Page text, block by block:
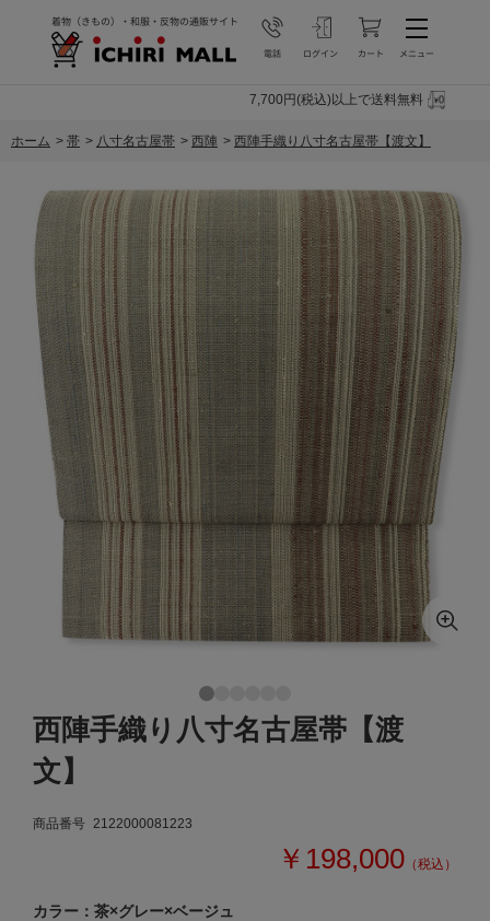
7,700円(税込)以上で送料無料
ホーム > 帯 > 八寸名古屋帯 > 西陣 > 西陣手織り八寸名古屋帯【渡文】
西陣手織り八寸名古屋帯【渡
文】
商品番号 2122000081223
￥198,000 （税込）
カラー：茶×グレー×ベージュ